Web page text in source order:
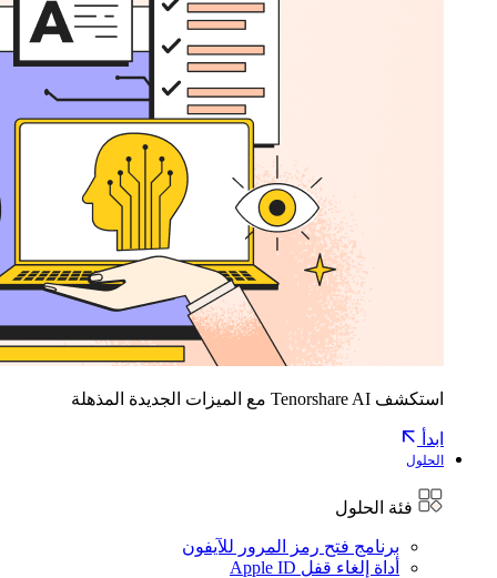
استكشف Tenorshare AI مع الميزات الجديدة المذهلة
ابدأ
الحلول
فئة الحلول
برنامج فتح رمز المرور للآيفون
أداة إلغاء قفل Apple ID